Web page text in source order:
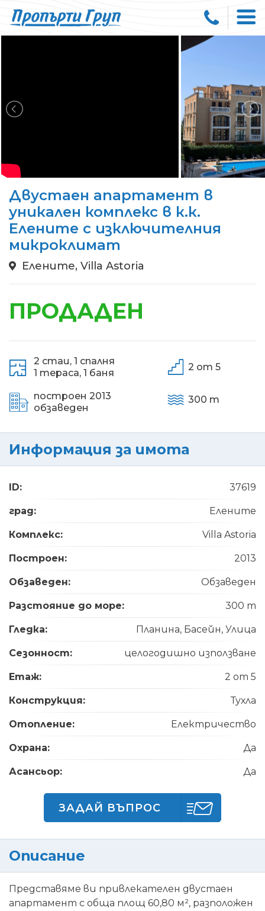
Двустаен апартамент в
уникален комплекс в к.к.
Елените с изключителния
микроклимат
Елените, Villa Astoria
ПРОДАДЕН
2 стаи, 1 спалня
1 тераса, 1 баня
построен 2013
обзаведен
2 от 5
300 m
Информация за имота
ID: 37619
град: Елените
Комплекс: Villa Astoria
Построен: 2013
Обзаведен: Обзаведен
Разстояние до море: 300 m
Гледка: Планина, Басейн, Улица
Сезонност: целогодишно използване
Етаж: 2 от 5
Конструкция: Тухла
Отопление: Електричество
Охрана: Да
Асансьор: Да
ЗАДАЙ ВЪПРОС
Описание
Представяме ви привлекателен двустаен
апартамент с обща площ 60,80 м², разположен